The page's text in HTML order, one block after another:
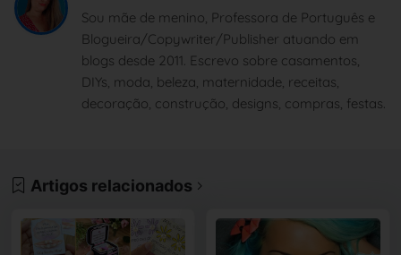
Sou mãe de menino, Professora de Português e
Blogueira/Copywriter/Publisher atuando em
blogs desde 2011. Escrevo sobre casamentos,
DIYs, moda, beleza, maternidade, receitas,
decoração, construção, designs, compras, festas.
Artigos relacionados